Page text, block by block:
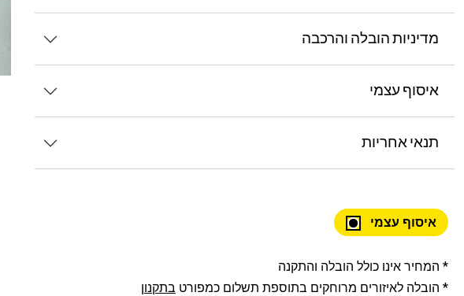
מדיניות הובלה והרכבה
איסוף עצמי
תנאי אחריות
איסוף עצמי
* המחיר אינו כולל הובלה והתקנה
* הובלה לאיזורים מרוחקים בתוספת תשלום כמפורט בתקנון